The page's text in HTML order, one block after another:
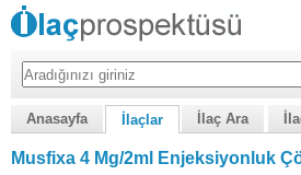
Anasayfa İlaçlar İlaç Ara
Musfixa 4 Mg/2ml Enjeksiyonluk